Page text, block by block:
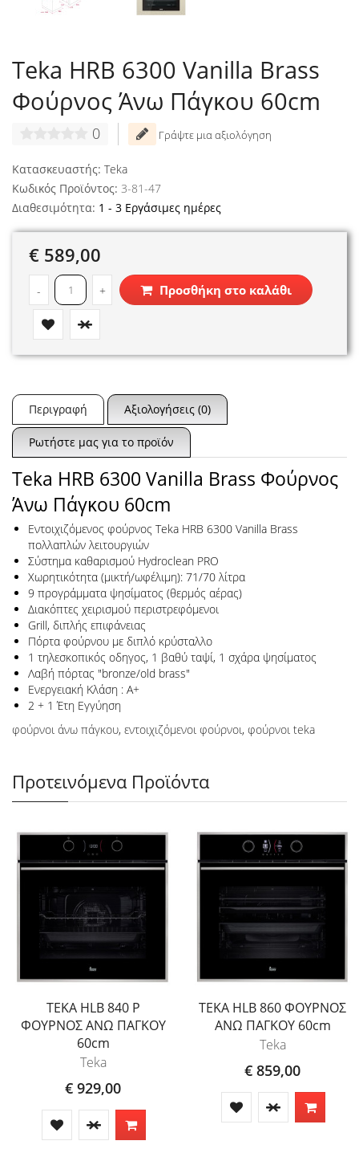
Teka HRB 6300 Vanilla Brass
Φούρνος Άνω Πάγκου 60cm
0 Γράψτε μια αξιολόγηση
Κατασκευαστής: Teka
Κωδικός Προϊόντος: 3-81-47
Διαθεσιμότητα: 1 - 3 Εργάσιμες ημέρες
€ 589,00
- + Προσθήκη στο καλάθι
Περιγραφή Αξιολογήσεις (0)
Ρωτήστε μας για το προϊόν
Teka HRB 6300 Vanilla Brass Φούρνος
Άνω Πάγκου 60cm
Εντοιχιζόμενος φούρνος Teka HRB 6300 Vanilla Brass
πολλαπλών λειτουργιών
Σύστημα καθαρισμού Hydroclean PRO
Xωρητικότητα (μικτή/ωφέλιμη): 71/70 λίτρα
9 προγράμματα ψησίματος (θερμός αέρας)
Διακόπτες χειρισμού περιστρεφόμενοι
Grill, διπλής επιφάνειας
Πόρτα φούρνου με διπλό κρύσταλλο
1 τηλεσκοπικός οδηγος, 1 βαθύ ταψί, 1 σχάρα ψησίματος
Λαβή πόρτας "bronze/old brass"
Eνεργειακή Κλάση : A+
2 + 1 Έτη Εγγύηση
φούρνοι άνω πάγκου, εντοιχιζόμενοι φούρνοι, φούρνοι teka
Προτεινόμενα Προϊόντα
TEKA HLB 840 P
ΦΟΥΡΝΟΣ ΑΝΩ ΠΑΓΚΟΥ
60cm
Teka
€ 929,00
TEKA HLB 860 ΦΟΥΡΝΟΣ
ΑΝΩ ΠΑΓΚΟΥ 60cm
Teka
€ 859,00